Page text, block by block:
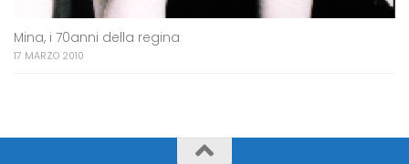
Mina, i 70anni della regina
17 MARZO 2010